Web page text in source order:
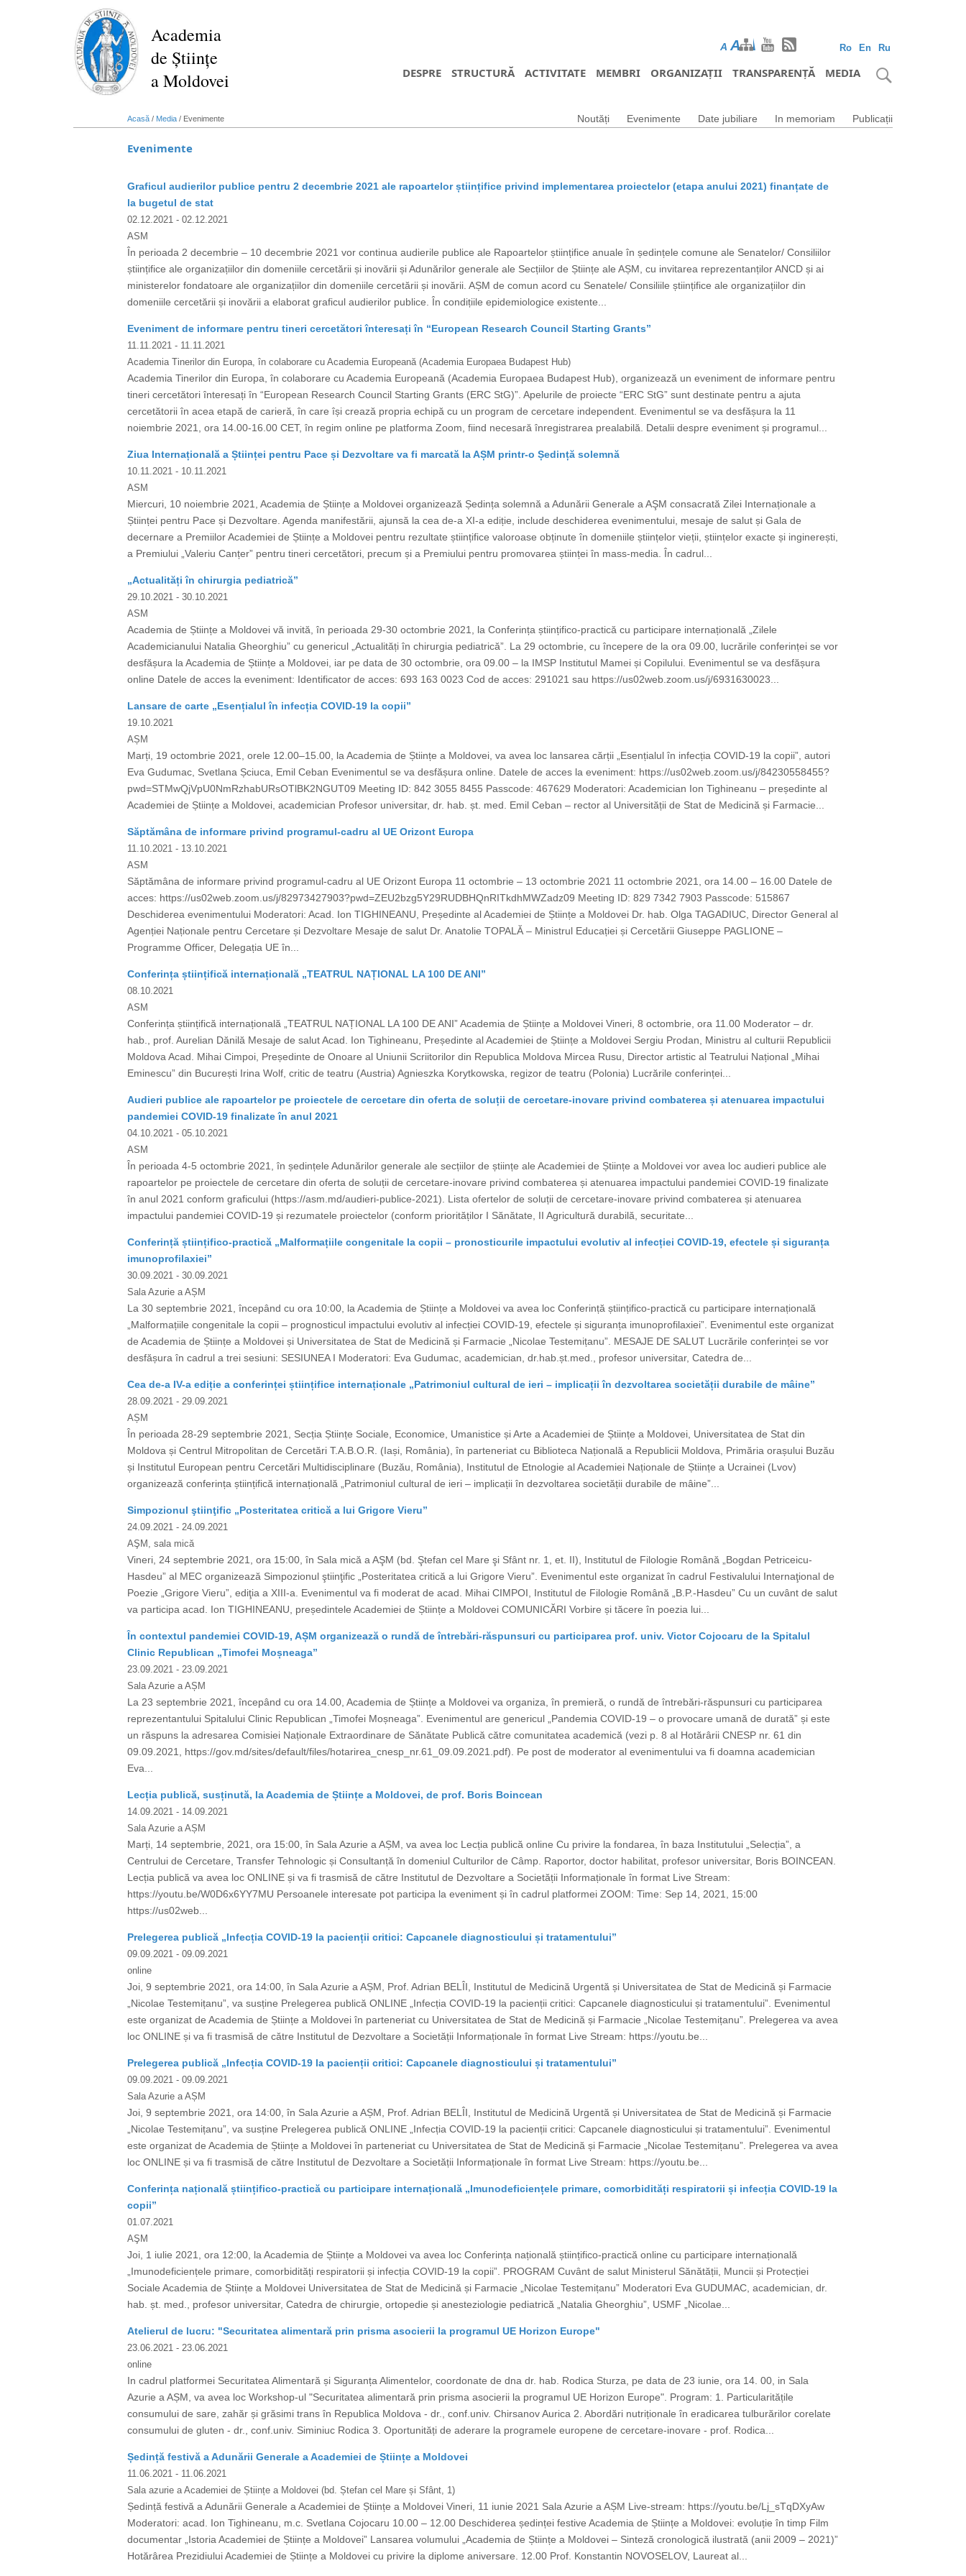
Academia
de Științe
a Moldovei
Ro En Ru
A AA
DESPRE STRUCTURĂ ACTIVITATE MEMBRI ORGANIZAȚII TRANSPARENȚĂ MEDIA
Acasă / Media / Evenimente Noutăți Evenimente Date jubiliare In memoriam Publicații
Evenimente
Graficul audierilor publice pentru 2 decembrie 2021 ale rapoartelor științifice privind implementarea proiectelor (etapa anului 2021) finanțate de
la bugetul de stat
02.12.2021 - 02.12.2021
ASM
În perioada 2 decembrie – 10 decembrie 2021 vor continua audierile publice ale Rapoartelor științifice anuale în ședințele comune ale Senatelor/ Consiliilor
științifice ale organizațiilor din domeniile cercetării și inovării și Adunărilor generale ale Secțiilor de Științe ale AȘM, cu invitarea reprezentanților ANCD și ai
ministerelor fondatoare ale organizațiilor din domeniile cercetării și inovării. AȘM de comun acord cu Senatele/ Consiliile științifice ale organizațiilor din
domeniile cercetării și inovării a elaborat graficul audierilor publice. În condițiile epidemiologice existente...
Eveniment de informare pentru tineri cercetători înteresați în “European Research Council Starting Grants”
11.11.2021 - 11.11.2021
Academia Tinerilor din Europa, în colaborare cu Academia Europeană (Academia Europaea Budapest Hub)
Academia Tinerilor din Europa, în colaborare cu Academia Europeană (Academia Europaea Budapest Hub), organizează un eveniment de informare pentru
tineri cercetători înteresați în “European Research Council Starting Grants (ERC StG)”. Apelurile de proiecte “ERC StG” sunt destinate pentru a ajuta
cercetătorii în acea etapă de carieră, în care își crează propria echipă cu un program de cercetare independent. Evenimentul se va desfășura la 11
noiembrie 2021, ora 14.00-16.00 CET, în regim online pe platforma Zoom, fiind necesară înregistrarea prealabilă. Detalii despre eveniment și programul...
Ziua Internațională a Științei pentru Pace și Dezvoltare va fi marcată la AȘM printr-o Ședință solemnă
10.11.2021 - 10.11.2021
ASM
Miercuri, 10 noiembrie 2021, Academia de Științe a Moldovei organizează Ședința solemnă a Adunării Generale a AŞM consacrată Zilei Internaționale a
Științei pentru Pace și Dezvoltare. Agenda manifestării, ajunsă la cea de-a XI-a ediție, include deschiderea evenimentului, mesaje de salut și Gala de
decernare a Premiilor Academiei de Științe a Moldovei pentru rezultate științifice valoroase obținute în domeniile științelor vieții, științelor exacte și inginerești,
a Premiului „Valeriu Canțer” pentru tineri cercetători, precum și a Premiului pentru promovarea științei în mass-media. În cadrul...
„Actualități în chirurgia pediatrică”
29.10.2021 - 30.10.2021
ASM
Academia de Științe a Moldovei vă invită, în perioada 29-30 octombrie 2021, la Conferința științifico-practică cu participare internațională „Zilele
Academicianului Natalia Gheorghiu” cu genericul „Actualități în chirurgia pediatrică”. La 29 octombrie, cu începere de la ora 09.00, lucrările conferinței se vor
desfășura la Academia de Științe a Moldovei, iar pe data de 30 octombrie, ora 09.00 – la IMSP Institutul Mamei și Copilului. Evenimentul se va desfășura
online Datele de acces la eveniment: Identificator de acces: 693 163 0023 Cod de acces: 291021 sau https://us02web.zoom.us/j/6931630023...
Lansare de carte „Esențialul în infecția COVID-19 la copii”
19.10.2021
AȘM
Marți, 19 octombrie 2021, orele 12.00–15.00, la Academia de Științe a Moldovei, va avea loc lansarea cărții „Esențialul în infecția COVID-19 la copii”, autori
Eva Gudumac, Svetlana Șciuca, Emil Ceban Evenimentul se va desfășura online. Datele de acces la eveniment: https://us02web.zoom.us/j/84230558455?
pwd=STMwQjVpU0NmRzhabURsOTlBK2NGUT09 Meeting ID: 842 3055 8455 Passcode: 467629 Moderatori: Academician Ion Tighineanu – președinte al
Academiei de Științe a Moldovei, academician Profesor universitar, dr. hab. șt. med. Emil Ceban – rector al Universității de Stat de Medicină și Farmacie...
Săptămâna de informare privind programul-cadru al UE Orizont Europa
11.10.2021 - 13.10.2021
ASM
Săptămâna de informare privind programul-cadru al UE Orizont Europa 11 octombrie – 13 octombrie 2021 11 octombrie 2021, ora 14.00 – 16.00 Datele de
acces: https://us02web.zoom.us/j/82973427903?pwd=ZEU2bzg5Y29RUDBHQnRITkdhMWZadz09 Meeting ID: 829 7342 7903 Passcode: 515867
Deschiderea evenimentului Moderatori: Acad. Ion TIGHINEANU, Președinte al Academiei de Științe a Moldovei Dr. hab. Olga TAGADIUC, Director General al
Agenției Naționale pentru Cercetare și Dezvoltare Mesaje de salut Dr. Anatolie TOPALĂ – Ministrul Educației și Cercetării Giuseppe PAGLIONE –
Programme Officer, Delegația UE în...
Conferința științifică internațională „TEATRUL NAȚIONAL LA 100 DE ANI”
08.10.2021
ASM
Conferința științifică internațională „TEATRUL NAȚIONAL LA 100 DE ANI” Academia de Științe a Moldovei Vineri, 8 octombrie, ora 11.00 Moderator – dr.
hab., prof. Aurelian Dănilă Mesaje de salut Acad. Ion Tighineanu, Președinte al Academiei de Științe a Moldovei Sergiu Prodan, Ministru al culturii Republicii
Moldova Acad. Mihai Cimpoi, Președinte de Onoare al Uniunii Scriitorilor din Republica Moldova Mircea Rusu, Director artistic al Teatrului Național „Mihai
Eminescu” din București Irina Wolf, critic de teatru (Austria) Agnieszka Korytkowska, regizor de teatru (Polonia) Lucrările conferinței...
Audieri publice ale rapoartelor pe proiectele de cercetare din oferta de soluții de cercetare-inovare privind combaterea și atenuarea impactului
pandemiei COVID-19 finalizate în anul 2021
04.10.2021 - 05.10.2021
ASM
În perioada 4-5 octombrie 2021, în ședințele Adunărilor generale ale secțiilor de științe ale Academiei de Științe a Moldovei vor avea loc audieri publice ale
rapoartelor pe proiectele de cercetare din oferta de soluții de cercetare-inovare privind combaterea și atenuarea impactului pandemiei COVID-19 finalizate
în anul 2021 conform graficului (https://asm.md/audieri-publice-2021). Lista ofertelor de soluții de cercetare-inovare privind combaterea și atenuarea
impactului pandemiei COVID-19 și rezumatele proiectelor (conform priorităților I Sănătate, II Agricultură durabilă, securitate...
Conferință științifico-practică „Malformațiile congenitale la copii – pronosticurile impactului evolutiv al infecției COVID-19, efectele și siguranța
imunoprofilaxiei”
30.09.2021 - 30.09.2021
Sala Azurie a AȘM
La 30 septembrie 2021, începând cu ora 10:00, la Academia de Științe a Moldovei va avea loc Conferință științifico-practică cu participare internațională
„Malformațiile congenitale la copii – prognosticul impactului evolutiv al infecției COVID-19, efectele și siguranța imunoprofilaxiei”. Evenimentul este organizat
de Academia de Științe a Moldovei și Universitatea de Stat de Medicină și Farmacie „Nicolae Testemițanu”. MESAJE DE SALUT Lucrările conferinței se vor
desfășura în cadrul a trei sesiuni: SESIUNEA I Moderatori: Eva Gudumac, academician, dr.hab.șt.med., profesor universitar, Catedra de...
Cea de-a IV-a ediție a conferinței științifice internaționale „Patrimoniul cultural de ieri – implicații în dezvoltarea societății durabile de mâine”
28.09.2021 - 29.09.2021
AȘM
În perioada 28-29 septembrie 2021, Secția Științe Sociale, Economice, Umanistice și Arte a Academiei de Științe a Moldovei, Universitatea de Stat din
Moldova și Centrul Mitropolitan de Cercetări T.A.B.O.R. (Iași, România), în parteneriat cu Biblioteca Națională a Republicii Moldova, Primăria orașului Buzău
și Institutul European pentru Cercetări Multidisciplinare (Buzău, România), Institutul de Etnologie al Academiei Naționale de Științe a Ucrainei (Lvov)
organizează conferința științifică internațională „Patrimoniul cultural de ieri – implicații în dezvoltarea societății durabile de mâine”...
Simpozionul ştiinţific „Posteritatea critică a lui Grigore Vieru”
24.09.2021 - 24.09.2021
AŞM, sala mică
Vineri, 24 septembrie 2021, ora 15:00, în Sala mică a AŞM (bd. Ştefan cel Mare şi Sfânt nr. 1, et. II), Institutul de Filologie Română „Bogdan Petriceicu-
Hasdeu” al MEC organizează Simpozionul ştiinţific „Posteritatea critică a lui Grigore Vieru”. Evenimentul este organizat în cadrul Festivalului Internaţional de
Poezie „Grigore Vieru”, ediţia a XIII-a. Evenimentul va fi moderat de acad. Mihai CIMPOI, Institutul de Filologie Română „B.P.-Hasdeu” Cu un cuvânt de salut
va participa acad. Ion TIGHINEANU, președintele Academiei de Științe a Moldovei COMUNICĂRI Vorbire și tăcere în poezia lui...
În contextul pandemiei COVID-19, AȘM organizează o rundă de întrebări-răspunsuri cu participarea prof. univ. Victor Cojocaru de la Spitalul
Clinic Republican „Timofei Moșneaga”
23.09.2021 - 23.09.2021
Sala Azurie a AȘM
La 23 septembrie 2021, începând cu ora 14.00, Academia de Științe a Moldovei va organiza, în premieră, o rundă de întrebări-răspunsuri cu participarea
reprezentantului Spitalului Clinic Republican „Timofei Moșneaga”. Evenimentul are genericul „Pandemia COVID-19 – o provocare umană de durată” și este
un răspuns la adresarea Comisiei Naționale Extraordinare de Sănătate Publică către comunitatea academică (vezi p. 8 al Hotărârii CNESP nr. 61 din
09.09.2021, https://gov.md/sites/default/files/hotarirea_cnesp_nr.61_09.09.2021.pdf). Pe post de moderator al evenimentului va fi doamna academician
Eva...
Lecția publică, susținută, la Academia de Științe a Moldovei, de prof. Boris Boincean
14.09.2021 - 14.09.2021
Sala Azurie a AȘM
Marți, 14 septembrie, 2021, ora 15:00, în Sala Azurie a AȘM, va avea loc Lecția publică online Cu privire la fondarea, în baza Institutului „Selecția”, a
Centrului de Cercetare, Transfer Tehnologic și Consultanță în domeniul Culturilor de Câmp. Raportor, doctor habilitat, profesor universitar, Boris BOINCEAN.
Lecția publică va avea loc ONLINE și va fi trasmisă de către Institutul de Dezvoltare a Societății Informaționale în format Live Stream:
https://youtu.be/W0D6x6YY7MU Persoanele interesate pot participa la eveniment și în cadrul platformei ZOOM: Time: Sep 14, 2021, 15:00
https://us02web...
Prelegerea publică „Infecția COVID-19 la pacienții critici: Capcanele diagnosticului și tratamentului”
09.09.2021 - 09.09.2021
online
Joi, 9 septembrie 2021, ora 14:00, în Sala Azurie a AȘM, Prof. Adrian BELÎI, Institutul de Medicină Urgentă și Universitatea de Stat de Medicină și Farmacie
„Nicolae Testemițanu”, va susține Prelegerea publică ONLINE „Infecția COVID-19 la pacienții critici: Capcanele diagnosticului și tratamentului”. Evenimentul
este organizat de Academia de Științe a Moldovei în parteneriat cu Universitatea de Stat de Medicină și Farmacie „Nicolae Testemițanu”. Prelegerea va avea
loc ONLINE și va fi trasmisă de către Institutul de Dezvoltare a Societății Informaționale în format Live Stream: https://youtu.be...
Prelegerea publică „Infecția COVID-19 la pacienții critici: Capcanele diagnosticului și tratamentului”
09.09.2021 - 09.09.2021
Sala Azurie a AȘM
Joi, 9 septembrie 2021, ora 14:00, în Sala Azurie a AȘM, Prof. Adrian BELÎI, Institutul de Medicină Urgentă și Universitatea de Stat de Medicină și Farmacie
„Nicolae Testemițanu”, va susține Prelegerea publică ONLINE „Infecția COVID-19 la pacienții critici: Capcanele diagnosticului și tratamentului”. Evenimentul
este organizat de Academia de Științe a Moldovei în parteneriat cu Universitatea de Stat de Medicină și Farmacie „Nicolae Testemițanu”. Prelegerea va avea
loc ONLINE și va fi trasmisă de către Institutul de Dezvoltare a Societății Informaționale în format Live Stream: https://youtu.be...
Conferința națională științifico-practică cu participare internațională „Imunodeficiențele primare, comorbidități respiratorii și infecția COVID-19 la
copii”
01.07.2021
AŞM
Joi, 1 iulie 2021, ora 12:00, la Academia de Științe a Moldovei va avea loc Conferința națională științifico-practică online cu participare internațională
„Imunodeficiențele primare, comorbidități respiratorii și infecția COVID-19 la copii”. PROGRAM Cuvânt de salut Ministerul Sănătății, Muncii și Protecției
Sociale Academia de Științe a Moldovei Universitatea de Stat de Medicină și Farmacie „Nicolae Testemițanu” Moderatori Eva GUDUMAC, academician, dr.
hab. șt. med., profesor universitar, Catedra de chirurgie, ortopedie și anesteziologie pediatrică „Natalia Gheorghiu”, USMF „Nicolae...
Atelierul de lucru: "Securitatea alimentară prin prisma asocierii la programul UE Horizon Europe"
23.06.2021 - 23.06.2021
online
In cadrul platformei Securitatea Alimentară și Siguranța Alimentelor, coordonate de dna dr. hab. Rodica Sturza, pe data de 23 iunie, ora 14. 00, in Sala
Azurie a AȘM, va avea loc Workshop-ul "Securitatea alimentară prin prisma asocierii la programul UE Horizon Europe". Program: 1. Particularitățile
consumului de sare, zahăr și grăsimi trans în Republica Moldova - dr., conf.univ. Chirsanov Aurica 2. Abordări nutriționale în eradicarea tulburărilor corelate
consumului de gluten - dr., conf.univ. Siminiuc Rodica 3. Oportunități de aderare la programele europene de cercetare-inovare - prof. Rodica...
Ședință festivă a Adunării Generale a Academiei de Științe a Moldovei
11.06.2021 - 11.06.2021
Sala azurie a Academiei de Științe a Moldovei (bd. Ștefan cel Mare și Sfânt, 1)
Ședință festivă a Adunării Generale a Academiei de Științe a Moldovei Vineri, 11 iunie 2021 Sala Azurie a AȘM Live-stream: https://youtu.be/Lj_sTqDXyAw
Moderatori: acad. Ion Tighineanu, m.c. Svetlana Cojocaru 10.00 – 12.00 Deschiderea ședinței festive Academia de Științe a Moldovei: evoluție în timp Film
documentar „Istoria Academiei de Științe a Moldovei” Lansarea volumului „Academia de Științe a Moldovei – Sinteză cronologică ilustrată (anii 2009 – 2021)”
Hotărârea Prezidiului Academiei de Științe a Moldovei cu privire la diplome aniversare. 12.00 Prof. Konstantin NOVOSELOV, Laureat al...